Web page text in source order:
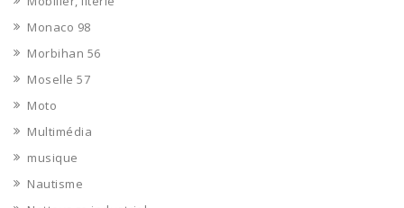
Monaco 98
Morbihan 56
Moselle 57
Moto
Multimédia
musique
Nautisme